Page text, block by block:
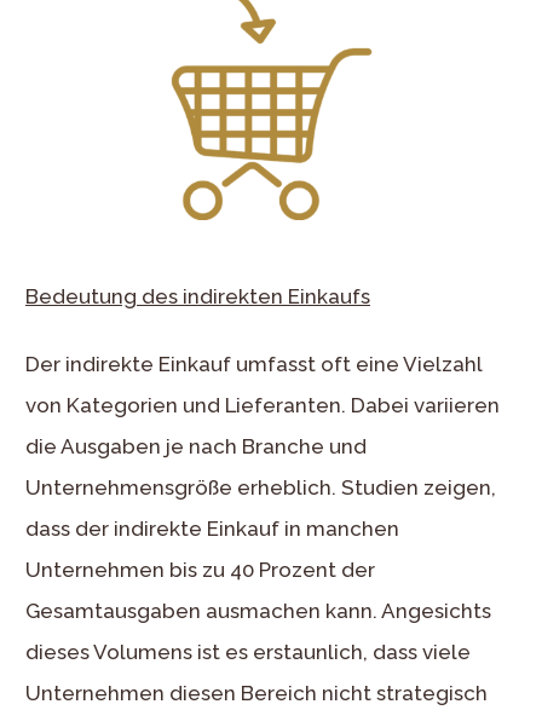
Bedeutung des indirekten Einkaufs
Der indirekte Einkauf umfasst oft eine Vielzahl
von Kategorien und Lieferanten. Dabei variieren
die Ausgaben je nach Branche und
Unternehmensgröße erheblich. Studien zeigen,
dass der indirekte Einkauf in manchen
Unternehmen bis zu 40 Prozent der
Gesamtausgaben ausmachen kann. Angesichts
dieses Volumens ist es erstaunlich, dass viele
Unternehmen diesen Bereich nicht strategisch